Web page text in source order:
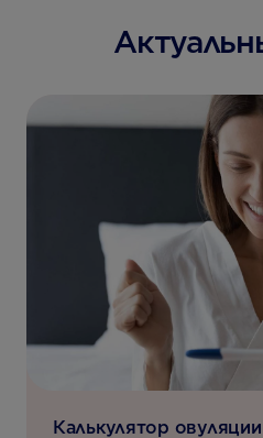
Калькулятор овуляции